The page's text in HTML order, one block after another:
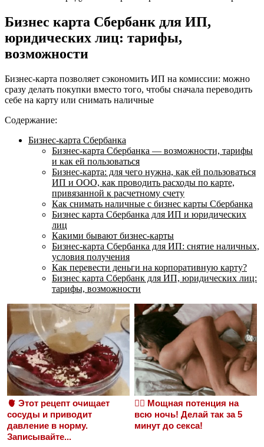
Бизнес карта Сбербанк для ИП,
юридических лиц: тарифы,
возможности
Бизнес-карта позволяет сэкономить ИП на комиссии: можно
сразу делать покупки вместо того, чтобы сначала переводить
себе на карту или снимать наличные
Содержание:
Бизнес-карта Сбербанка
Бизнес-карта Сбербанка — возможности, тарифы
и как ей пользоваться
Бизнес-карта: для чего нужна, как ей пользоваться
ИП и ООО, как проводить расходы по карте,
привязанной к расчетному счету
Как снимать наличные с бизнес карты Сбербанка
Бизнес карта Сбербанка для ИП и юридических
лиц
Какими бывают бизнес-карты
Бизнес-карта Сбербанка для ИП: снятие наличных,
условия получения
Как перевести деньги на корпоративную карту?
Бизнес карта Сбербанк для ИП, юридических лиц:
тарифы, возможности
🫀 Этот рецепт очищает
сосуды и приводит
давление в норму.
Записывайте...
❤️‍🔥 Мощная потенция на
всю ночь! Делай так за 5
минут до секса!